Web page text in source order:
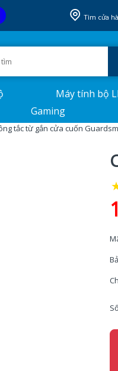
Tìm cửa
Máy tính bộ
Gaming
tắc từ gắn cửa cuốn